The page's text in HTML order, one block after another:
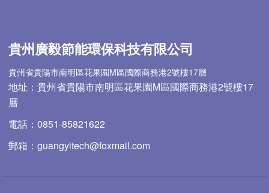
貴州廣毅節能環保科技有限公司
貴州省貴陽市南明區花果園M區國際商務港2號樓17層
地址：貴州省貴陽市南明區花果園M區國際商務港2號樓17
層
電話：0851-85821622
郵箱：guangyitech@foxmail.com